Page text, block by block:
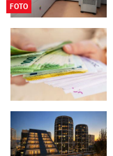
FOTO